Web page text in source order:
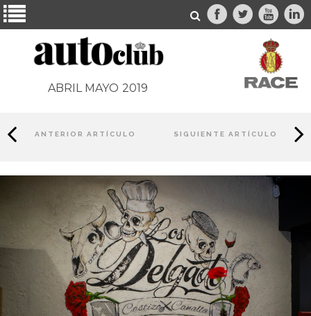
ABRIL MAYO 2019
ANTERIOR ARTÍCULO SIGUIENTE ARTÍCULO